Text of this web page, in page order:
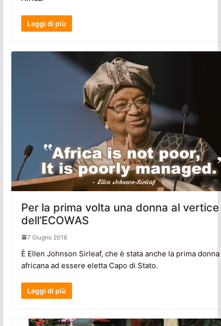
Leggi di più
Per la prima volta una donna al vertice
dell’ECOWAS
7 Giugno 2016
È Ellen Johnson Sirleaf, che è stata anche la prima donna
africana ad essere eletta Capo di Stato.
Leggi di più